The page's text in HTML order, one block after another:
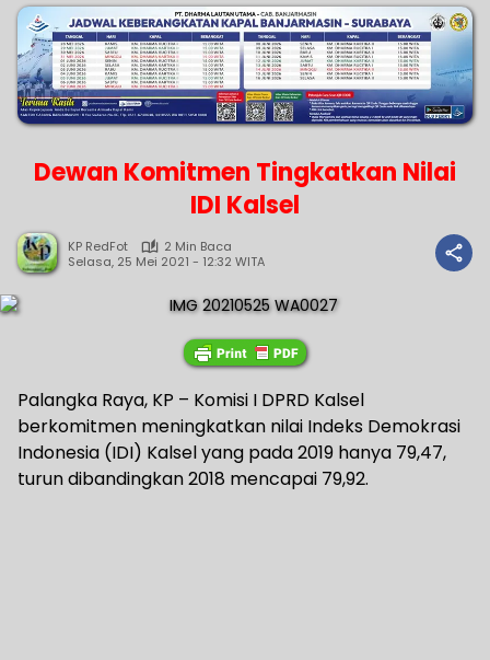
Dewan Komitmen Tingkatkan Nilai
IDI Kalsel
KP RedFot
2 Min Baca
Selasa, 25 Mei 2021 - 12:32 WITA
Palangka Raya, KP – Komisi I DPRD Kalsel
berkomitmen meningkatkan nilai Indeks Demokrasi
Indonesia (IDI) Kalsel yang pada 2019 hanya 79,47,
turun dibandingkan 2018 mencapai 79,92.